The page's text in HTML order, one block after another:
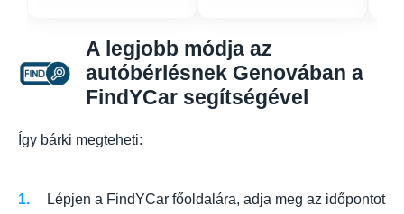
A legjobb módja az
autóbérlésnek Genovában a
FindYCar segítségével
Így bárki megteheti:
Lépjen a FindYCar főoldalára, adja meg az időpontot